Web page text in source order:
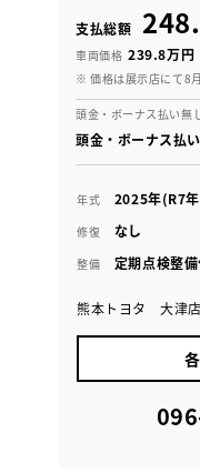
支払総額
車両価格 239.8万円
※ 価格は展示店にて8
頭金・ボーナス払い
頭金・ボーナス払
年式 2025年(R7
修復 なし
整備 定期点検整
熊本トヨタ 大津店